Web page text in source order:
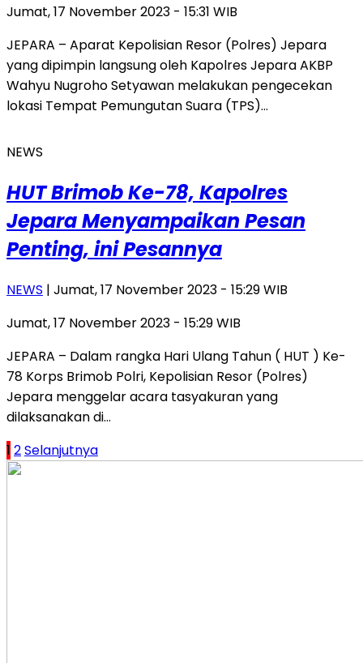
Jumat, 17 November 2023 - 15:31 WIB
JEPARA – Aparat Kepolisian Resor (Polres) Jepara
yang dipimpin langsung oleh Kapolres Jepara AKBP
Wahyu Nugroho Setyawan melakukan pengecekan
lokasi Tempat Pemungutan Suara (TPS)…
NEWS
HUT Brimob Ke-78, Kapolres
Jepara Menyampaikan Pesan
Penting, ini Pesannya
NEWS | Jumat, 17 November 2023 - 15:29 WIB
Jumat, 17 November 2023 - 15:29 WIB
JEPARA – Dalam rangka Hari Ulang Tahun ( HUT ) Ke-
78 Korps Brimob Polri, Kepolisian Resor (Polres)
Jepara menggelar acara tasyakuran yang
dilaksanakan di…
Paginasi
pos
1 2Selanjutnya